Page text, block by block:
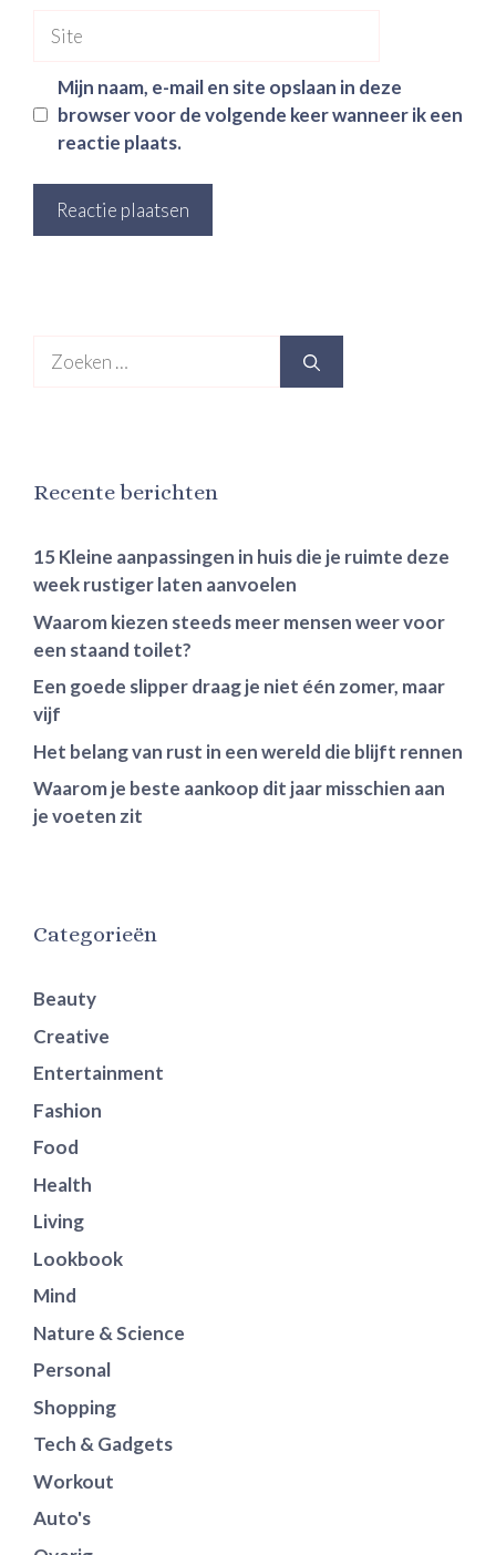
Mijn naam, e-mail en site opslaan in deze
browser voor de volgende keer wanneer ik een
reactie plaats.
Zoek
naar:
Recente berichten
15 Kleine aanpassingen in huis die je ruimte deze
week rustiger laten aanvoelen
Waarom kiezen steeds meer mensen weer voor
een staand toilet?
Een goede slipper draag je niet één zomer, maar
vijf
Het belang van rust in een wereld die blijft rennen
Waarom je beste aankoop dit jaar misschien aan
je voeten zit
Categorieën
Beauty
Creative
Entertainment
Fashion
Food
Health
Living
Lookbook
Mind
Nature & Science
Personal
Shopping
Tech & Gadgets
Workout
Auto's